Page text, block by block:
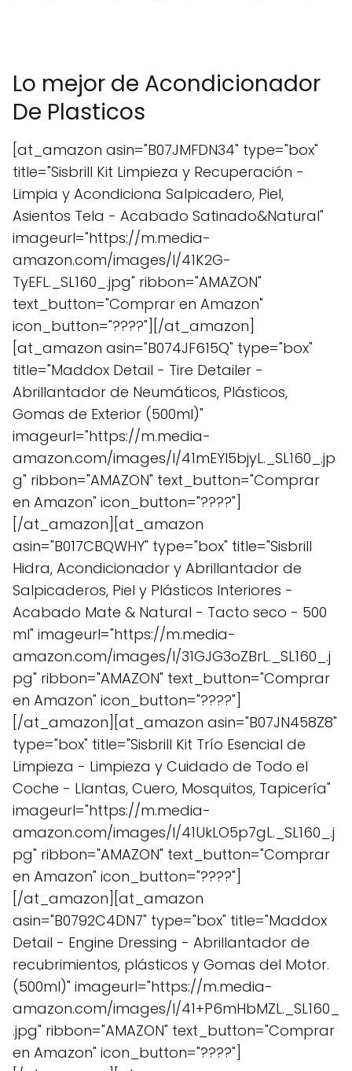
Lo mejor de Acondicionador
De Plasticos
[at_amazon asin="B07JMFDN34" type="box"
title="Sisbrill Kit Limpieza y Recuperación -
Limpia y Acondiciona Salpicadero, Piel,
Asientos Tela - Acabado Satinado&Natural"
imageurl="https://m.media-
amazon.com/images/I/41K2G-
TyEFL._SL160_.jpg" ribbon="AMAZON"
text_button="Comprar en Amazon"
icon_button="????"][/at_amazon]
[at_amazon asin="B074JF615Q" type="box"
title="Maddox Detail - Tire Detailer -
Abrillantador de Neumáticos, Plásticos,
Gomas de Exterior (500ml)"
imageurl="https://m.media-
amazon.com/images/I/41mEYl5bjyL._SL160_.jp
g" ribbon="AMAZON" text_button="Comprar
en Amazon" icon_button="????"]
[/at_amazon][at_amazon
asin="B017CBQWHY" type="box" title="Sisbrill
Hidra, Acondicionador y Abrillantador de
Salpicaderos, Piel y Plásticos Interiores -
Acabado Mate & Natural - Tacto seco - 500
ml" imageurl="https://m.media-
amazon.com/images/I/31GJG3oZBrL._SL160_.j
pg" ribbon="AMAZON" text_button="Comprar
en Amazon" icon_button="????"]
[/at_amazon][at_amazon asin="B07JN458Z8"
type="box" title="Sisbrill Kit Trío Esencial de
Limpieza - Limpieza y Cuidado de Todo el
Coche - Llantas, Cuero, Mosquitos, Tapicería"
imageurl="https://m.media-
amazon.com/images/I/41UkLO5p7gL._SL160_.j
pg" ribbon="AMAZON" text_button="Comprar
en Amazon" icon_button="????"]
[/at_amazon][at_amazon
asin="B0792C4DN7" type="box" title="Maddox
Detail - Engine Dressing - Abrillantador de
recubrimientos, plásticos y Gomas del Motor.
(500ml)" imageurl="https://m.media-
amazon.com/images/I/41+P6mHbMZL._SL160_
.jpg" ribbon="AMAZON" text_button="Comprar
en Amazon" icon_button="????"]